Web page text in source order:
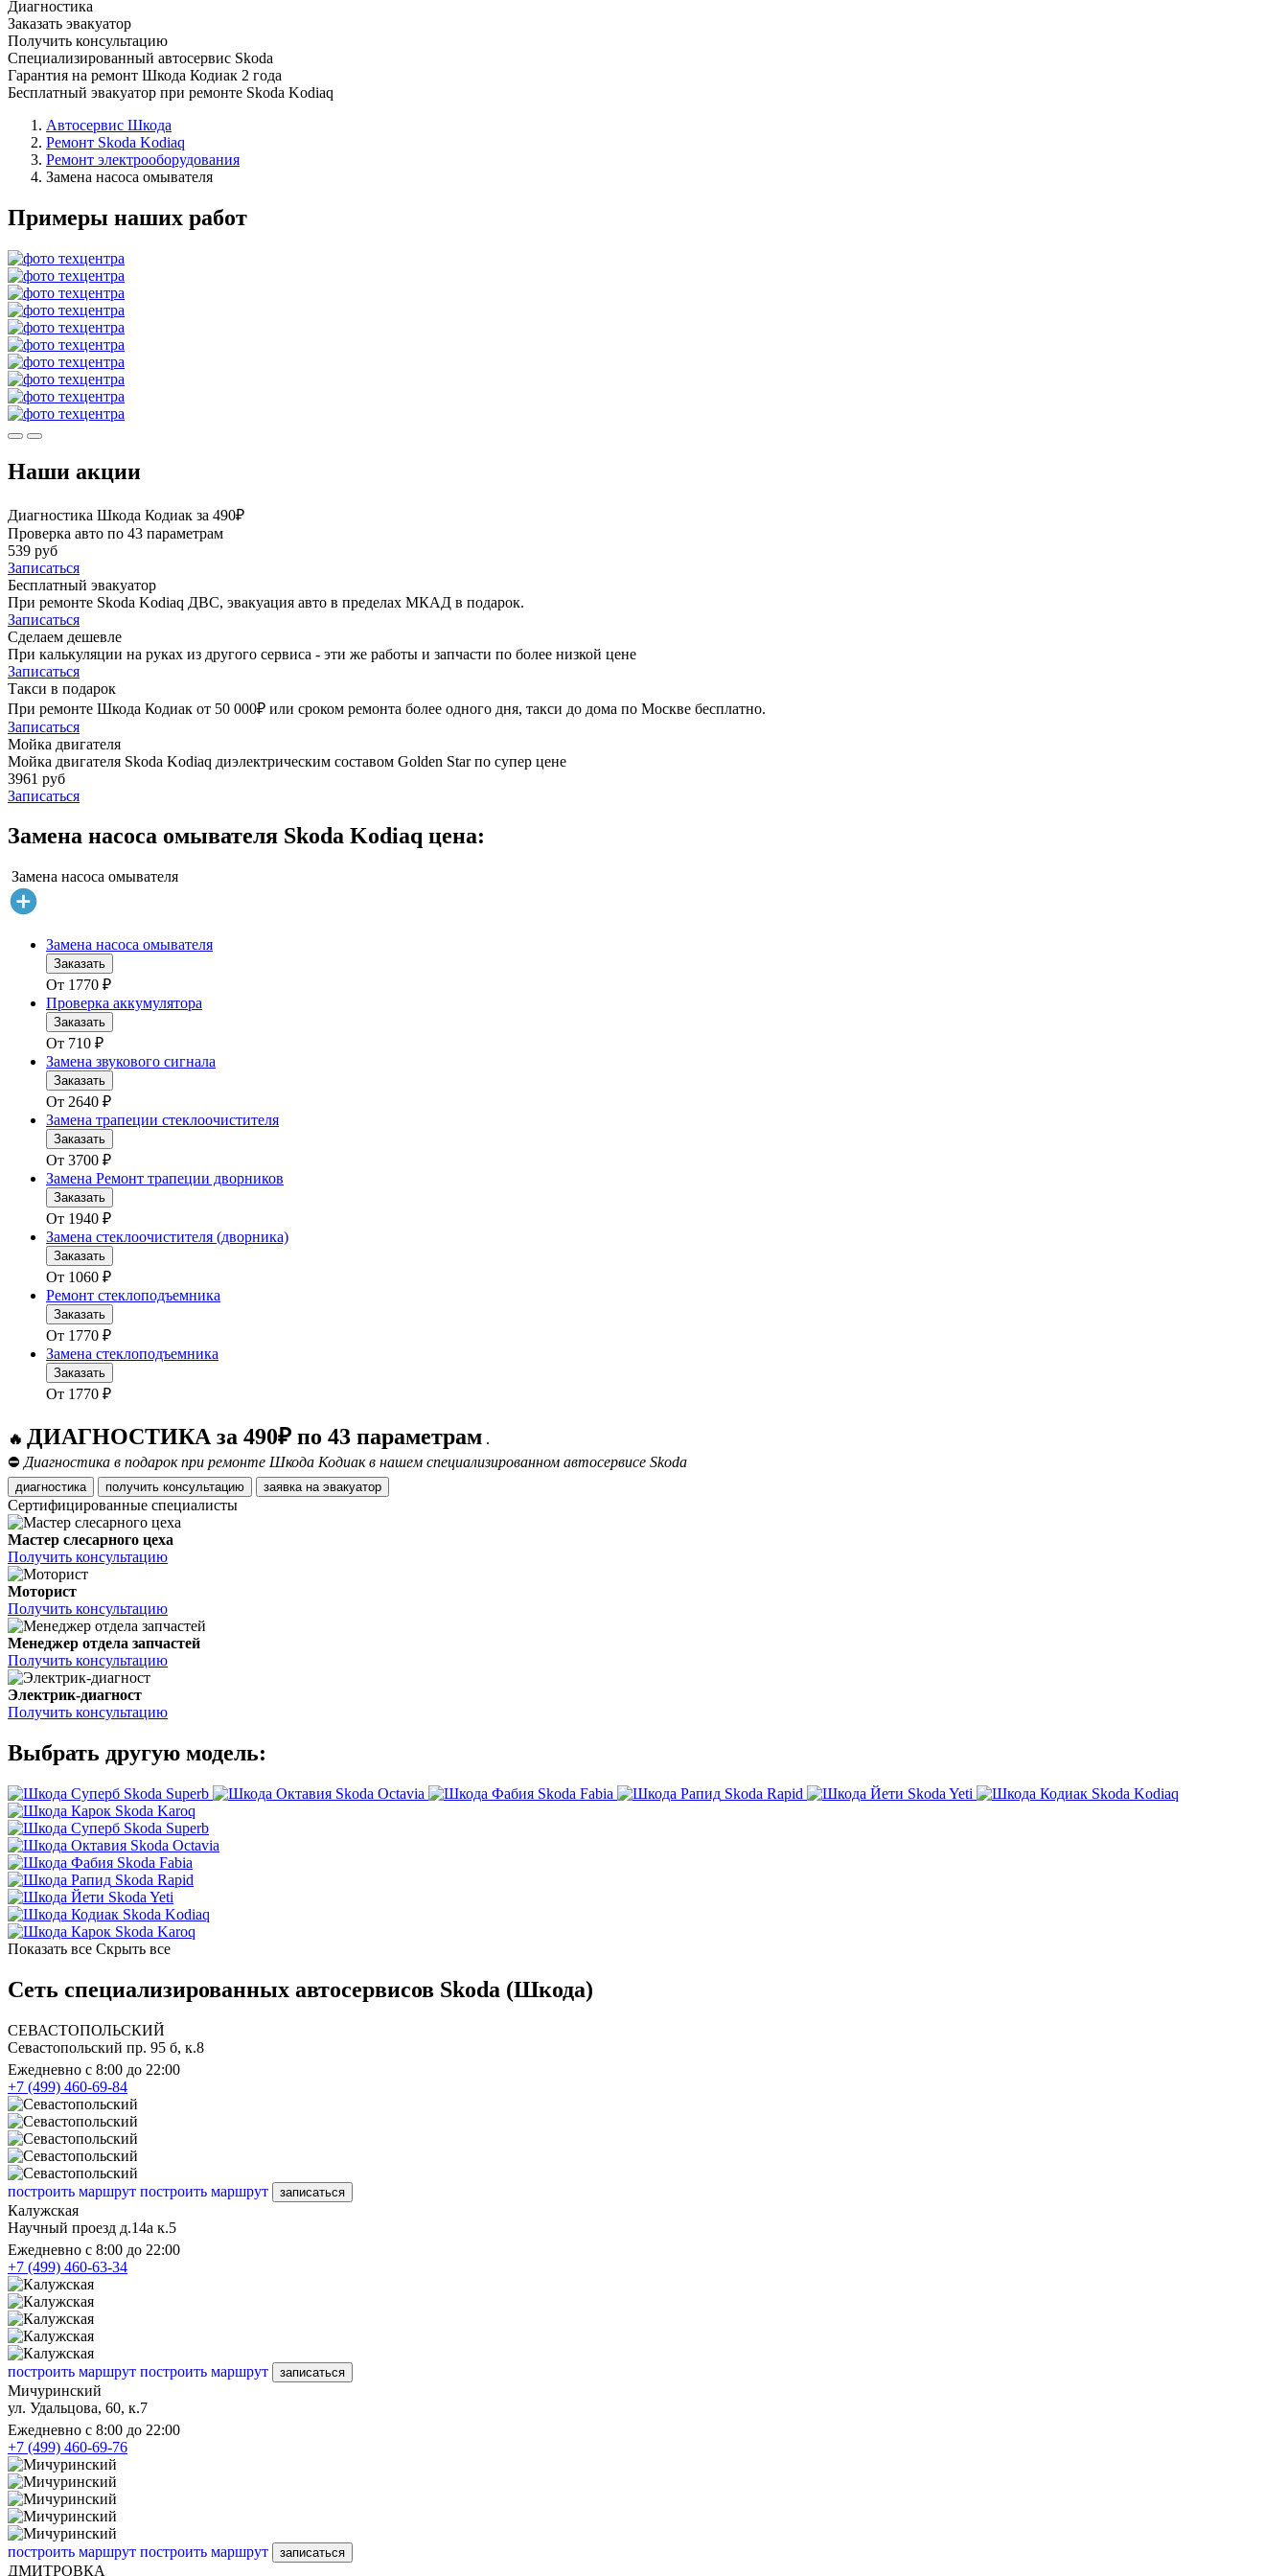
Диагностика
Заказать эвакуатор
Получить консультацию
Специализированный автосервис Skoda
Гарантия на ремонт Шкода Кодиак 2 года
Бесплатный эвакуатор при ремонте Skoda Kodiaq
Автосервис Шкода
Ремонт Skoda Kodiaq
Ремонт электрооборудования
Замена насоса омывателя
Примеры наших работ
Наши акции
Диагностика Шкода Кодиак за 490₽
Проверка авто по 43 параметрам
539 руб
Записаться
Бесплатный эвакуатор
При ремонте Skoda Kodiaq ДВС, эвакуация авто в пределах МКАД в подарок.
Записаться
Сделаем дешевле
При калькуляции на руках из другого сервиса - эти же работы и запчасти по более низкой цене
Записаться
Такси в подарок
При ремонте Шкода Кодиак от 50 000₽ или сроком ремонта более одного дня, такси до дома по Москве бесплатно.
Записаться
Мойка двигателя
Мойка двигателя Skoda Kodiaq диэлектрическим составом Golden Star по супер цене
3961 руб
Записаться
Замена насоса омывателя Skoda Kodiaq цена:
Замена насоса омывателя
Замена насоса омывателя
Заказать
От 1770 ₽
Проверка аккумулятора
Заказать
От 710 ₽
Замена звукового сигнала
Заказать
От 2640 ₽
Замена трапеции стеклоочистителя
Заказать
От 3700 ₽
Замена Ремонт трапеции дворников
Заказать
От 1940 ₽
Замена стеклоочистителя (дворника)
Заказать
От 1060 ₽
Ремонт стеклоподъемника
Заказать
От 1770 ₽
Замена стеклоподъемника
Заказать
От 1770 ₽
🔥 ДИАГНОСТИКА за 490₽ по 43 параметрам .
⛔ Диагностика в подарок при ремонте Шкода Кодиак в нашем специализированном автосервисе Skoda
диагностика получить консультацию заявка на эвакуатор
Сертифицированные специалисты
Мастер слесарного цеха
Получить консультацию
Моторист
Получить консультацию
Менеджер отдела запчастей
Получить консультацию
Электрик-диагност
Получить консультацию
Выбрать другую модель:
Skoda Superb Skoda Octavia Skoda Fabia Skoda Rapid Skoda Yeti
Skoda Kodiaq
Skoda Karoq
Skoda Superb
Skoda Octavia
Skoda Fabia
Skoda Rapid
Skoda Yeti
Skoda Kodiaq
Skoda Karoq
Показать все Скрыть все
Сеть специализированных автосервисов Skoda (Шкода)
СЕВАСТОПОЛЬСКИЙ
Севастопольский пр. 95 б, к.8
Ежедневно с 8:00 до 22:00
+7 (499) 460-69-84
построить маршрут построить маршрут записаться
Калужская
Научный проезд д.14а к.5
Ежедневно с 8:00 до 22:00
+7 (499) 460-63-34
построить маршрут построить маршрут записаться
Мичуринский
ул. Удальцова, 60, к.7
Ежедневно с 8:00 до 22:00
+7 (499) 460-69-76
построить маршрут построить маршрут записаться
ДМИТРОВКА